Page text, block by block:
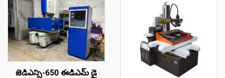
జెడిఎన్సి-650 ఈడిఎమ్ డై